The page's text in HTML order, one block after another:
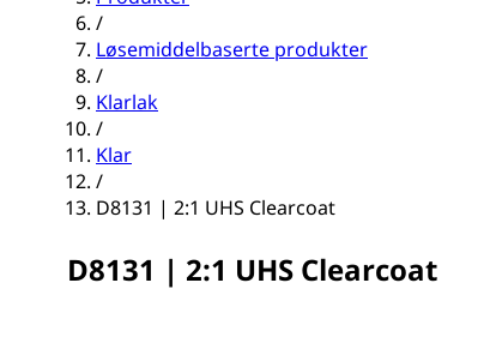
/
Løsemiddelbaserte produkter
/
Klarlak
/
Klar
/
D8131 | 2:1 UHS Clearcoat
D8131 | 2:1 UHS Clearcoat